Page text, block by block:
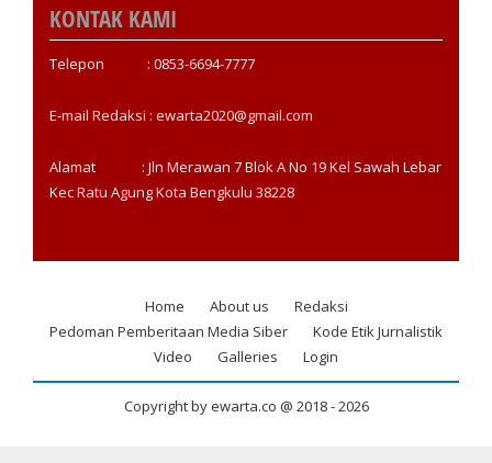
KONTAK KAMI
Telepon : 0853-6694-7777
E-mail Redaksi : ewarta2020@gmail.com
Alamat : Jln Merawan 7 Blok A No 19 Kel Sawah Lebar
Kec Ratu Agung Kota Bengkulu 38228
Footer
Home About us
Redaksi
Pedoman Pemberitaan Media Siber
Kode Etik Jurnalistik
Video
Galleries Login
Copyright by ewarta.co @ 2018 -2026